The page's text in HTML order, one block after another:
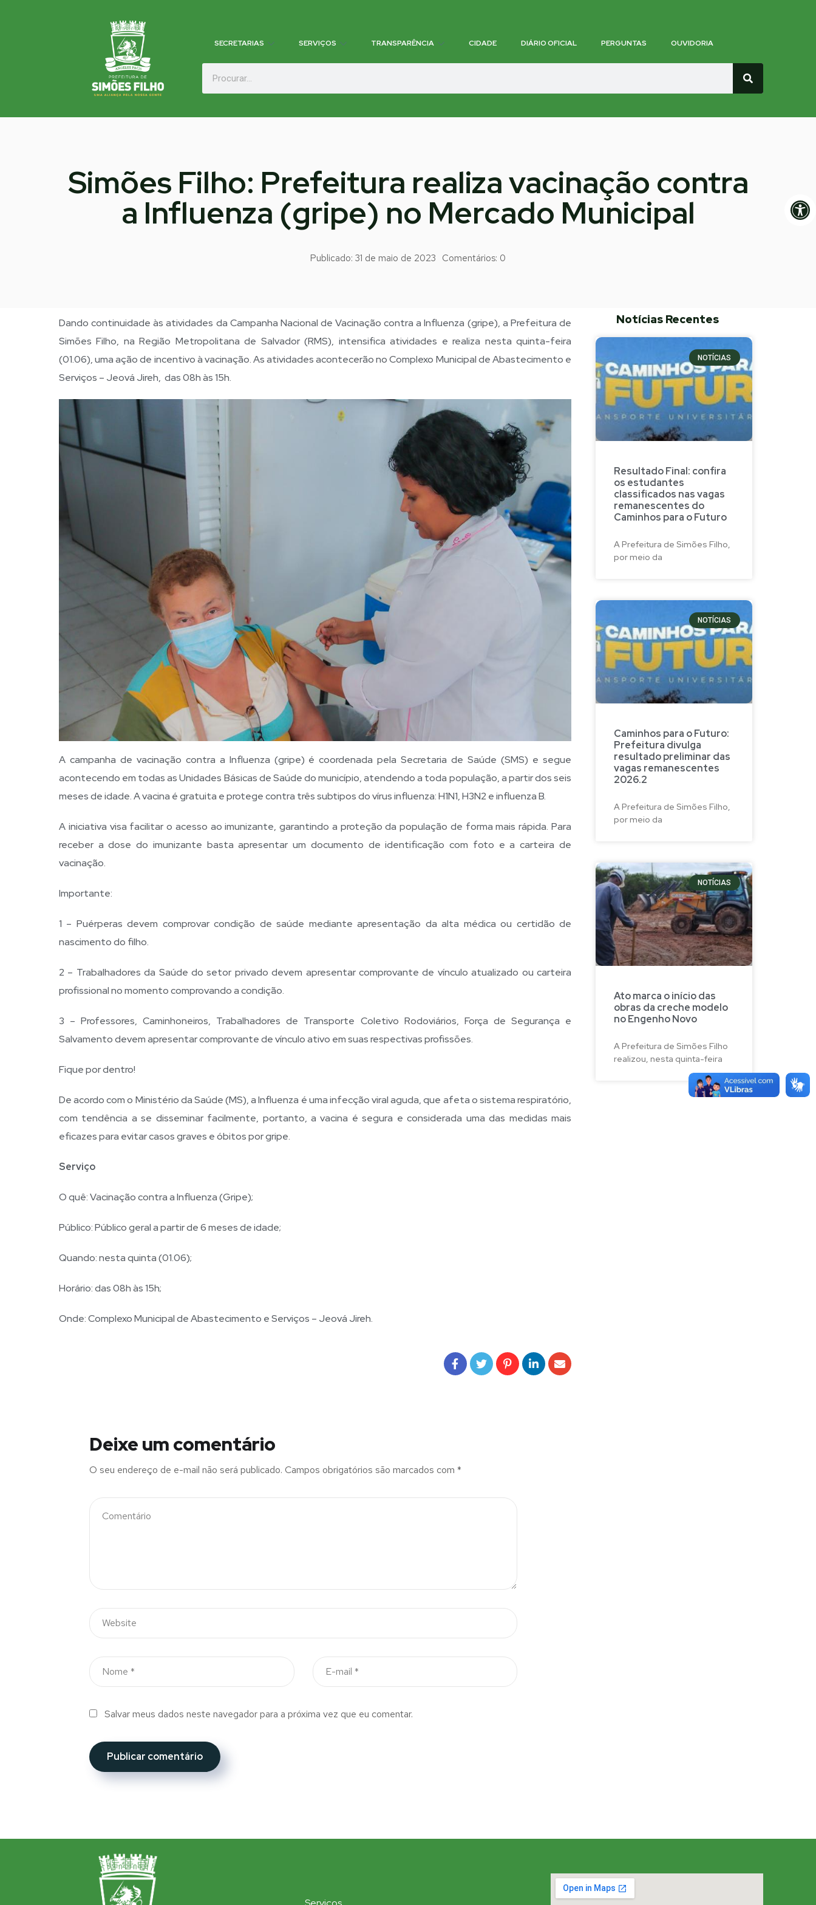
SECRETARIAS SERVIÇOS TRANSPARÊNCIA CIDADE DIÁRIO OFICIAL PERGUNTAS OUVIDORIA
Simões Filho: Prefeitura realiza vacinação contra
a Influenza (gripe) no Mercado Municipal
Publicado: 31 de maio de 2023 Comentários: 0
Dando continuidade às atividades da Campanha Nacional de Vacinação contra a Influenza (gripe), a Prefeitura de
Simões Filho, na Região Metropolitana de Salvador (RMS), intensifica atividades e realiza nesta quinta-feira
(01.06), uma ação de incentivo à vacinação. As atividades acontecerão no Complexo Municipal de Abastecimento e
Serviços – Jeová Jireh, das 08h às 15h.
A campanha de vacinação contra a Influenza (gripe) é coordenada pela Secretaria de Saúde (SMS) e segue
acontecendo em todas as Unidades Básicas de Saúde do município, atendendo a toda população, a partir dos seis
meses de idade. A vacina é gratuita e protege contra três subtipos do vírus influenza: H1N1, H3N2 e influenza B.
A iniciativa visa facilitar o acesso ao imunizante, garantindo a proteção da população de forma mais rápida. Para
receber a dose do imunizante basta apresentar um documento de identificação com foto e a carteira de
vacinação.
Importante:
1 – Puérperas devem comprovar condição de saúde mediante apresentação da alta médica ou certidão de
nascimento do filho.
2 – Trabalhadores da Saúde do setor privado devem apresentar comprovante de vínculo atualizado ou carteira
profissional no momento comprovando a condição.
3 – Professores, Caminhoneiros, Trabalhadores de Transporte Coletivo Rodoviários, Força de Segurança e
Salvamento devem apresentar comprovante de vínculo ativo em suas respectivas profissões.
Fique por dentro!
De acordo com o Ministério da Saúde (MS), a Influenza é uma infecção viral aguda, que afeta o sistema respiratório,
com tendência a se disseminar facilmente, portanto, a vacina é segura e considerada uma das medidas mais
eficazes para evitar casos graves e óbitos por gripe.
Serviço
O quê: Vacinação contra a Influenza (Gripe);
Público: Público geral a partir de 6 meses de idade;
Quando: nesta quinta (01.06);
Horário: das 08h às 15h;
Onde: Complexo Municipal de Abastecimento e Serviços – Jeová Jireh.
Notícias Recentes
NOTÍCIAS
Resultado Final: confira
os estudantes
classificados nas vagas
remanescentes do
Caminhos para o Futuro
A Prefeitura de Simões Filho,
por meio da
NOTÍCIAS
Caminhos para o Futuro:
Prefeitura divulga
resultado preliminar das
vagas remanescentes
2026.2
A Prefeitura de Simões Filho,
por meio da
NOTÍCIAS
Ato marca o início das
obras da creche modelo
no Engenho Novo
A Prefeitura de Simões Filho
realizou, nesta quinta-feira
Deixe um comentário
O seu endereço de e-mail não será publicado. Campos obrigatórios são marcados com *
Salvar meus dados neste navegador para a próxima vez que eu comentar.